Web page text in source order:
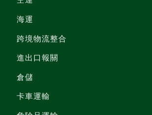
海運
跨境物流整合
進出口報關
倉儲
卡車運輸